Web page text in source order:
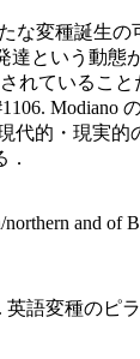
な変種誕生の
という動態
れているこ
Modiano
代的・現実的
and of
語変種のピ